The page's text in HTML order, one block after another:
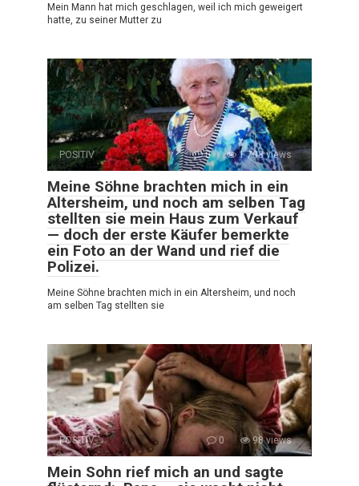
Mein Mann hat mich geschlagen, weil ich mich geweigert
hatte, zu seiner Mutter zu
POSITIV 0 1 708 views
Meine Söhne brachten mich in ein
Altersheim, und noch am selben Tag
stellten sie mein Haus zum Verkauf
— doch der erste Käufer bemerkte
ein Foto an der Wand und rief die
Polizei.
Meine Söhne brachten mich in ein Altersheim, und noch
am selben Tag stellten sie
POSITIV 0 98 views
Mein Sohn rief mich an und sagte